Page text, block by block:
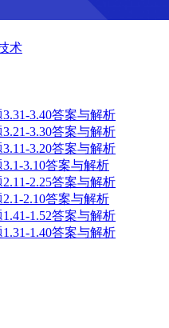
术
3.40答案与解析
3.30答案与解析
3.20答案与解析
3.10答案与解析
2.25答案与解析
2.10答案与解析
1.52答案与解析
1.40答案与解析